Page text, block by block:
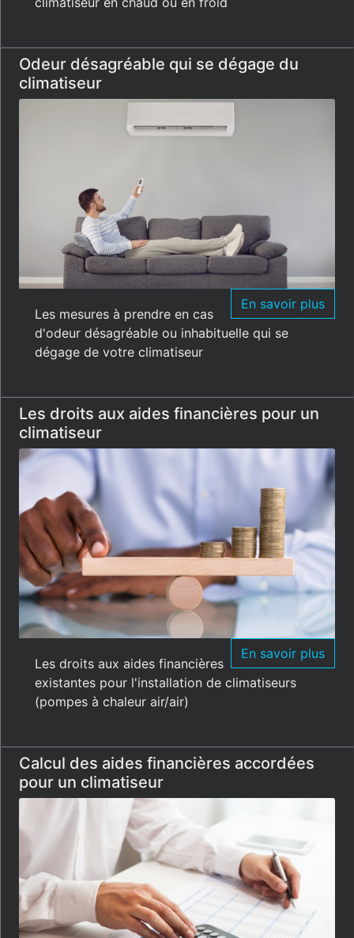
Odeur désagréable qui se dégage du
climatiseur
En savoir plus
Les mesures à prendre en cas
d'odeur désagréable ou inhabituelle qui se
dégage de votre climatiseur
Les droits aux aides financières pour un
climatiseur
En savoir plus
Les droits aux aides financières
existantes pour l'installation de climatiseurs
(pompes à chaleur air/air)
Calcul des aides financières accordées
pour un climatiseur